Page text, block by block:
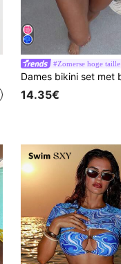
#Zomerse hoge taille
14.35€